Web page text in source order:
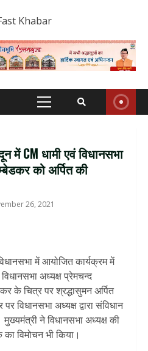
Primary
में CM धामी एवं विधानसभा
को अर्पित की
26, 2021
में आयोजित कार्यक्रम में
अध्यक्ष प्रेमचन्द
के चित्र पर श्रद्धासुमन अर्पित
विधानसभा अध्यक्ष द्वारा संविधान
ने विधानसभा अध्यक्ष की
विमोचन भी किया।